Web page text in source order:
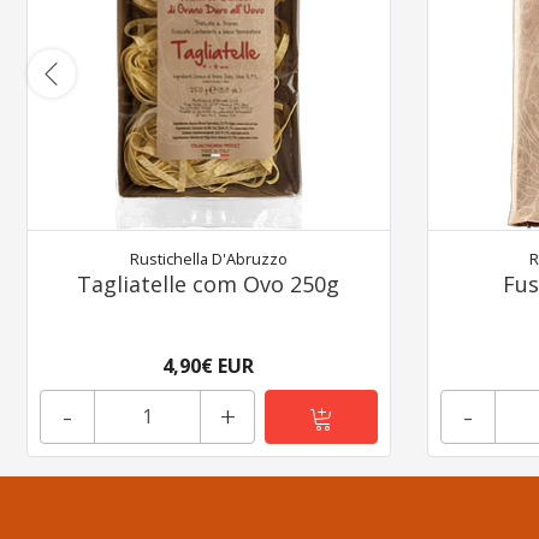
Rustichella D'Abruzzo
Tagliatelle com Ovo 250g
4,90€ EUR
+
- -